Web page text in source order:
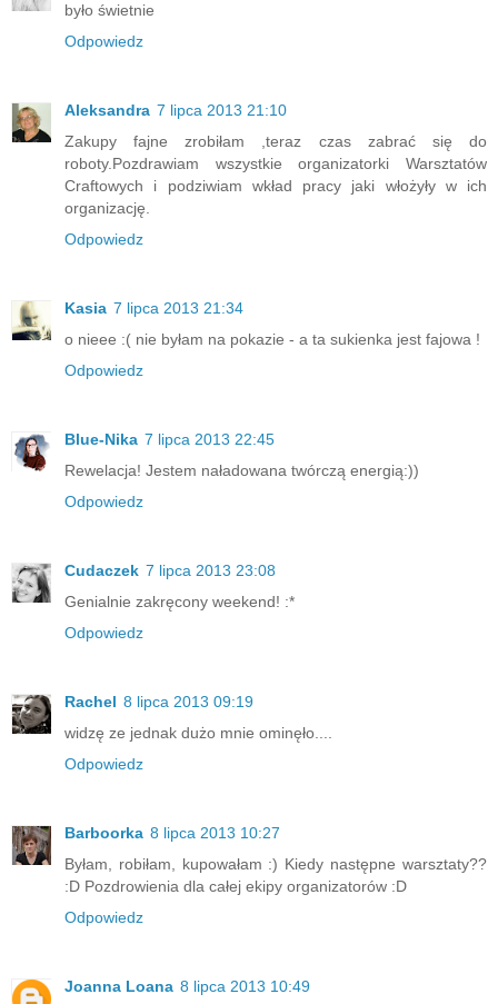
było świetnie
Odpowiedz
Aleksandra 7 lipca 2013 21:10
Zakupy fajne zrobiłam ,teraz czas zabrać się do
roboty.Pozdrawiam wszystkie organizatorki Warsztatów
Craftowych i podziwiam wkład pracy jaki włożyły w ich
organizację.
Odpowiedz
Kasia 7 lipca 2013 21:34
o nieee :( nie byłam na pokazie - a ta sukienka jest fajowa !
Odpowiedz
Blue-Nika 7 lipca 2013 22:45
Rewelacja! Jestem naładowana twórczą energią:))
Odpowiedz
Cudaczek 7 lipca 2013 23:08
Genialnie zakręcony weekend! :*
Odpowiedz
Rachel 8 lipca 2013 09:19
widzę ze jednak dużo mnie ominęło....
Odpowiedz
Barboorka 8 lipca 2013 10:27
Byłam, robiłam, kupowałam :) Kiedy następne warsztaty??
:D Pozdrowienia dla całej ekipy organizatorów :D
Odpowiedz
Joanna Loana 8 lipca 2013 10:49